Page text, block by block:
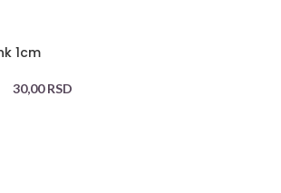
1cm
30,00RSD